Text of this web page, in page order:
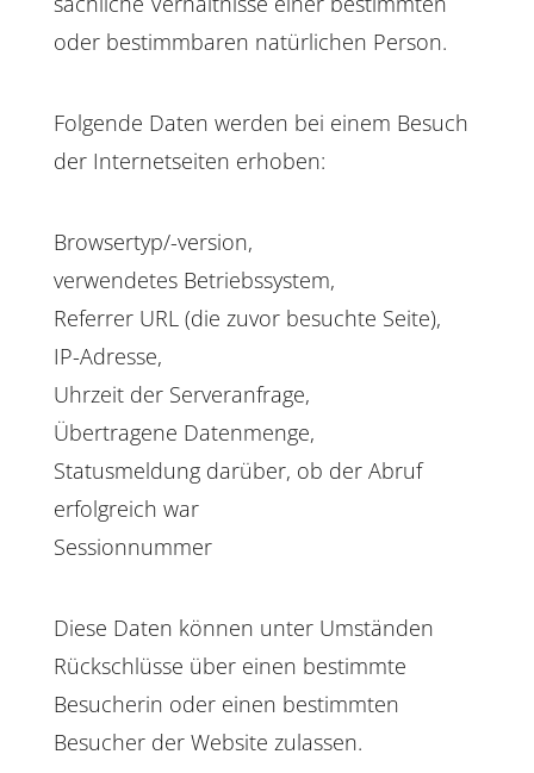
oder bestimmbaren natürlichen Person.
Folgende Daten werden bei einem Besuch
der Internetseiten erhoben:
Browsertyp/-version,
verwendetes Betriebssystem,
Referrer URL (die zuvor besuchte Seite),
IP-Adresse,
Uhrzeit der Serveranfrage,
Übertragene Datenmenge,
Statusmeldung darüber, ob der Abruf
erfolgreich war
Sessionnummer
Diese Daten können unter Umständen
Rückschlüsse über einen bestimmte
Besucherin oder einen bestimmten
Besucher der Website zulassen.